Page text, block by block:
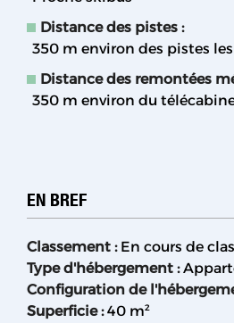
Distance des pistes :
350 m environ des pistes
Distance des remontées
350 m environ du
EN BREF
Classement : En cours de
Type d'hébergement :
Configuration de
Superficie: 40 m²